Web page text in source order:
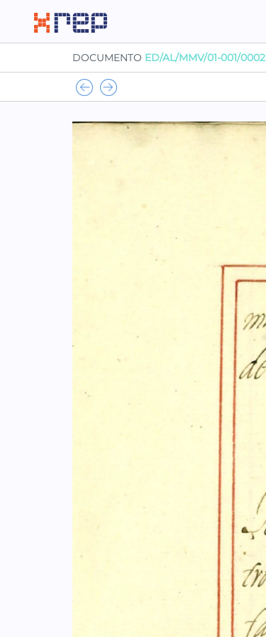
DOCUMENTO ED/AL/MMV/01-001/0002